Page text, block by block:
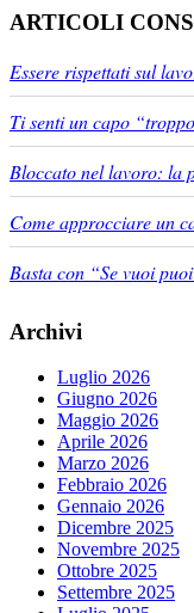
ARTICOLI
Essere rispettati sul
Ti senti un capo
Bloccato nel lavoro: la
Come approcciare un
Basta con “Se vuoi
Archivi
Luglio 2026
Giugno 2026
Maggio 2026
Aprile 2026
Marzo 2026
Febbraio 2026
Gennaio 2026
Dicembre 2025
Novembre 2025
Ottobre 2025
Settembre 2025